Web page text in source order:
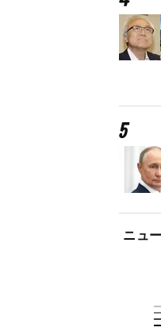
ニュ